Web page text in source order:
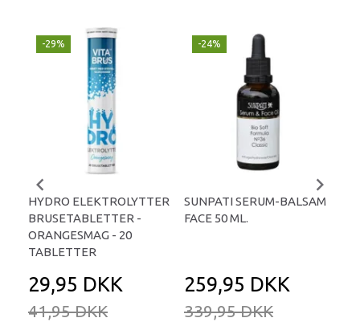
-29%
HYDRO ELEKTROLYTTER
BRUSETABLETTER -
ORANGESMAG - 20
TABLETTER
29,95 DKK
41,95 DKK
-24%
SUNPATI SERUM-BALSAM
FACE 50 ML.
259,95 DKK
339,95 DKK